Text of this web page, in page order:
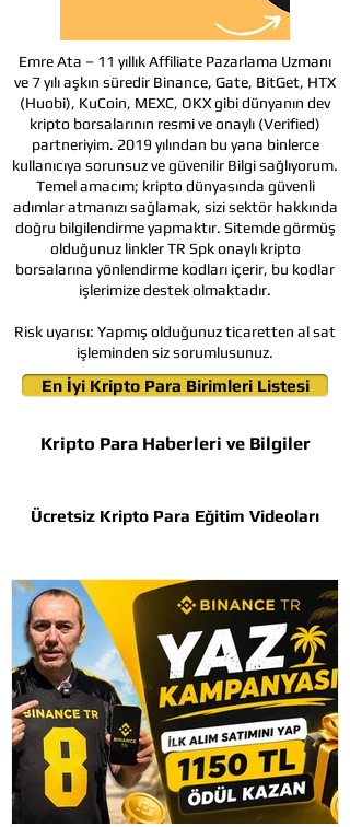
Ücretsiz Kripto Para Eğitim Videoları
Kripto Para Haberleri ve Bilgiler
En İyi Kripto Para Birimleri Listesi
Emre Ata – 11 yıllık Affiliate Pazarlama Uzmanı
ve 7 yılı aşkın süredir Binance, Gate, BitGet, HTX
(Huobi), KuCoin, MEXC, OKX gibi dünyanın dev
kripto borsalarının resmi ve onaylı (Verified)
partneriyim. 2019 yılından bu yana binlerce
kullanıcıya sorunsuz ve güvenilir Bilgi sağlıyorum.
Temel amacım; kripto dünyasında güvenli
adımlar atmanızı sağlamak, sizi sektör hakkında
doğru bilgilendirme yapmaktır. Sitemde görmüş
olduğunuz linkler TR Spk onaylı kripto
borsalarına yönlendirme kodları içerir, bu kodlar
işlerimize destek olmaktadır.
Risk uyarısı: Yapmış olduğunuz ticaretten al sat
işleminden siz sorumlusunuz.